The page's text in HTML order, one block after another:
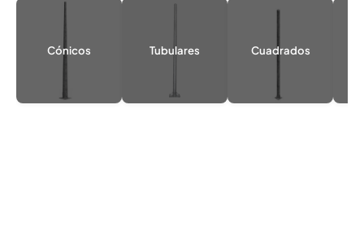
Cónicos Tubulares Cuadrados